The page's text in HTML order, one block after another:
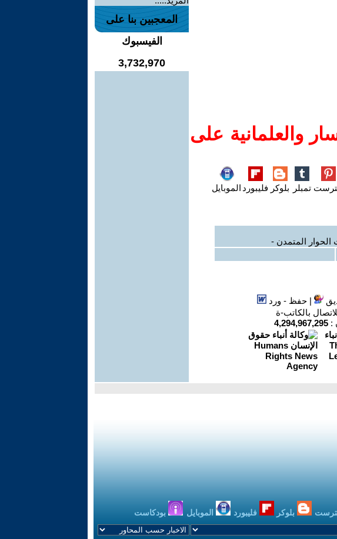
والعلمانية على
تمبلر بلوكر فليبورد الموبايل
الحوار المتمدن -
|حفظ - ورد
بالكاتب-ة
:
4,294,967,295
المعجبين بنا على
الفيسبوك
3,732,970
بلوكر فليبورد الموبايل بودكاست